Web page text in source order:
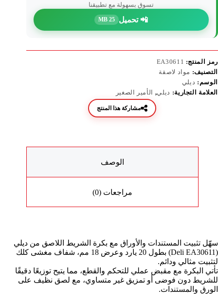
تسوق بسهولة مع تطبيقنا
📲 تحميل 25 MB
رمز المنتج: EA30611
التصنيف: مواد لاصقة
الوسم: ديلي
العلامة التجارية: ديلي, الأمير الصغير
مشاركة هذا المنتج
الوصف
مراجعات (0)
سهّل تثبيت المستندات والأوراق مع بكرة الشريط اللاصق من ديلي
(Deli EA30611) بطول 20 يارد وعرض 18 مم، شفاف مغشى كلك
لتثبيت مثالي ودائم.
تأتي البكرة مع مقبض عملي للتحكم والقطع، مما يتيح توزيعًا دقيقًا
للشريط دون فوضى أو تمزيق غير متساوي، مع لصق نظيف على
الورق والمستندات.